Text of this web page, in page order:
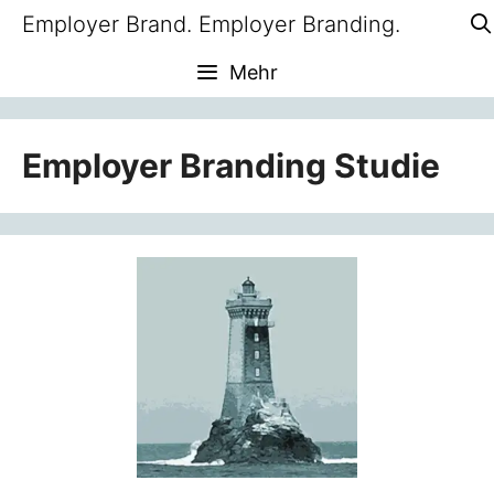
ZumEmployer Brand. Employer Branding.
Mehr
Employer Branding Studie